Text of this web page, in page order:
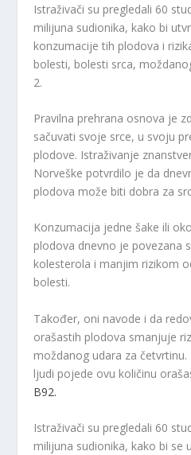
Istraživači su pregledali 60
milijuna sudionika, kako bi
konzumacije tih plodova i
bolesti, bolesti srca,
2.
Pravilna prehrana osnova je
sačuvati svoje srce, u svoju
plodove. Istraživanje
Norveške potvrdilo je da
plodova može biti dobra za
Konzumacija jedne šake ili
plodova dnevno je povezana
kolesterola i manjim rizikom
bolesti.
Također, oni navode i da
orašastih plodova smanjuje
moždanog udara za
ljudi pojede ovu količinu
B92.
Istraživači su pregledali 60
milijuna sudionika, kako bi se